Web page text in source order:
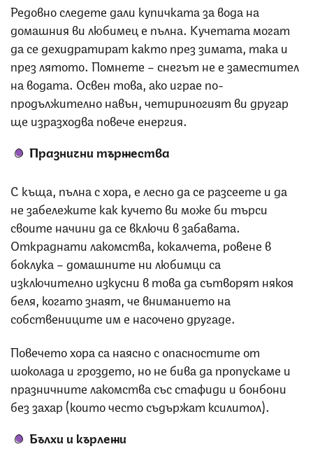
Редовно следете дали купичката за вода на
домашния ви любимец е пълна. Кучетата могат
да се дехидратират както през зимата, така и
през лятото. Помнете – снегът не е заместител
на водата. Освен това, ако играе по-
продължително навън, четириногият ви другар
ще изразходва повече енергия.
Празнични тържества
С къща, пълна с хора, е лесно да се разсеете и да
не забележите как кучето ви може би търси
своите начини да се включи в забавата.
Откраднати лакомства, кокалчета, ровене в
боклука – домашните ни любимци са
изключително изкусни в това да сътворят някоя
беля, когато знаят, че вниманието на
собствениците им е насочено другаде.
Повечето хора са наясно с опасностите от
шоколада и гроздето, но не бива да пропускаме и
празничните лакомства със стафиди и бонбони
без захар (които често съдържат ксилитол).
Бълхи и кърлежи